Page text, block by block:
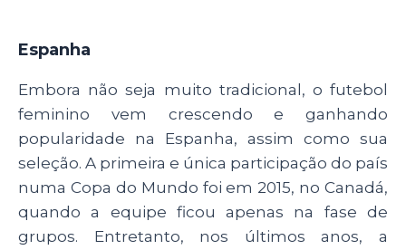
Espanha
Embora não seja muito tradicional, o futebol
feminino vem crescendo e ganhando
popularidade na Espanha, assim como sua
seleção. A primeira e única participação do país
numa Copa do Mundo foi em 2015, no Canadá,
quando a equipe ficou apenas na fase de
grupos. Entretanto, nos últimos anos, a